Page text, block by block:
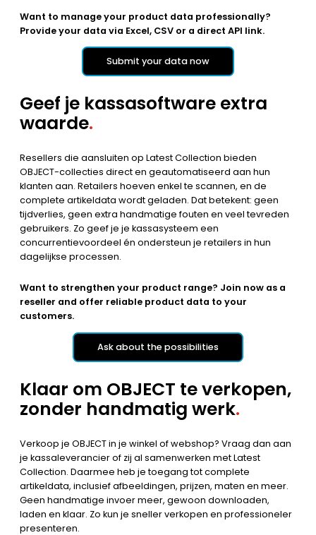
Want to manage your product data professionally?
Provide your data via Excel, CSV or a direct API link.
Submit your data now
Geef je kassasoftware extra
waarde.
Resellers die aansluiten op Latest Collection bieden
OBJECT-collecties direct en geautomatiseerd aan hun
klanten aan. Retailers hoeven enkel te scannen, en de
complete artikeldata wordt geladen. Dat betekent: geen
tijdverlies, geen extra handmatige fouten en veel tevreden
gebruikers. Zo geef je je kassasysteem een
concurrentievoordeel én ondersteun je retailers in hun
dagelijkse processen.
Want to strengthen your product range? Join now as a
reseller and offer reliable product data to your
customers.
Ask about the possibilities
Klaar om OBJECT te verkopen,
zonder handmatig werk.
Verkoop je OBJECT in je winkel of webshop? Vraag dan aan
je kassaleverancier of zij al samenwerken met Latest
Collection. Daarmee heb je toegang tot complete
artikeldata, inclusief afbeeldingen, prijzen, maten en meer.
Geen handmatige invoer meer, gewoon downloaden,
laden en klaar. Zo kun je sneller verkopen en professioneler
presenteren.